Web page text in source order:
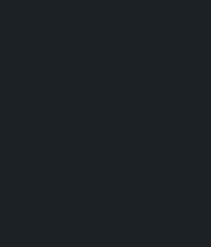
ยา ทำให้พลัง Tao ของเขาไม่สมบูรณ์
เสียสติไปทีละน้อยเพราะพลังอมตะที่
คุมตัวเขา ฉากนี้ทำออกมาได้อย่างดุ
แต่การออกแบบท่าทางและความ
ก็ทำให้เราลืมข้อบกพร่องเหล่านั้นไปได้
รณ์ และความมืดมนที่ซ่อนอยู่ในพลัง
กมา ทำให้เราอยากรู้ว่าในตอนถัดไป
บโฉเบได้อย่างไร และเขาจะฟื้นความ